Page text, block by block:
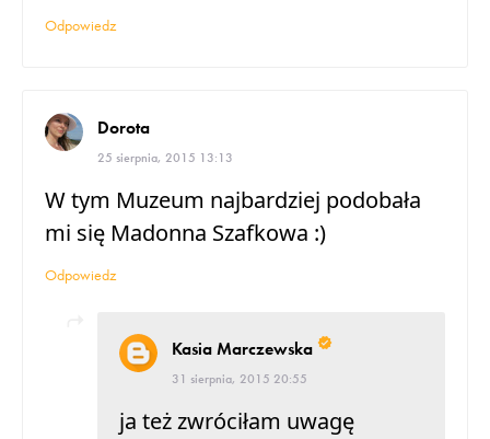
Odpowiedz
Dorota
25 sierpnia, 2015 13:13
W tym Muzeum najbardziej podobała
mi się Madonna Szafkowa :)
Odpowiedz
Kasia Marczewska
31 sierpnia, 2015 20:55
ja też zwróciłam uwagę